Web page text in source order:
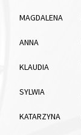
MAGDALENA
ANNA
KLAUDIA
SYLWIA
KATARZYNA